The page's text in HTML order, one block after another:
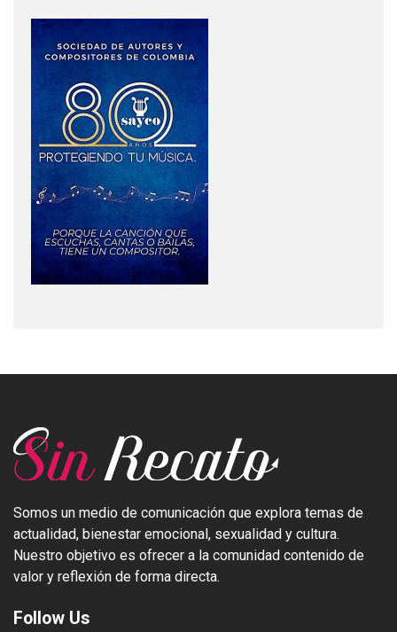
Somos un medio de comunicación que explora temas de
actualidad, bienestar emocional, sexualidad y cultura.
Nuestro objetivo es ofrecer a la comunidad contenido de
valor y reflexión de forma directa.
Follow Us